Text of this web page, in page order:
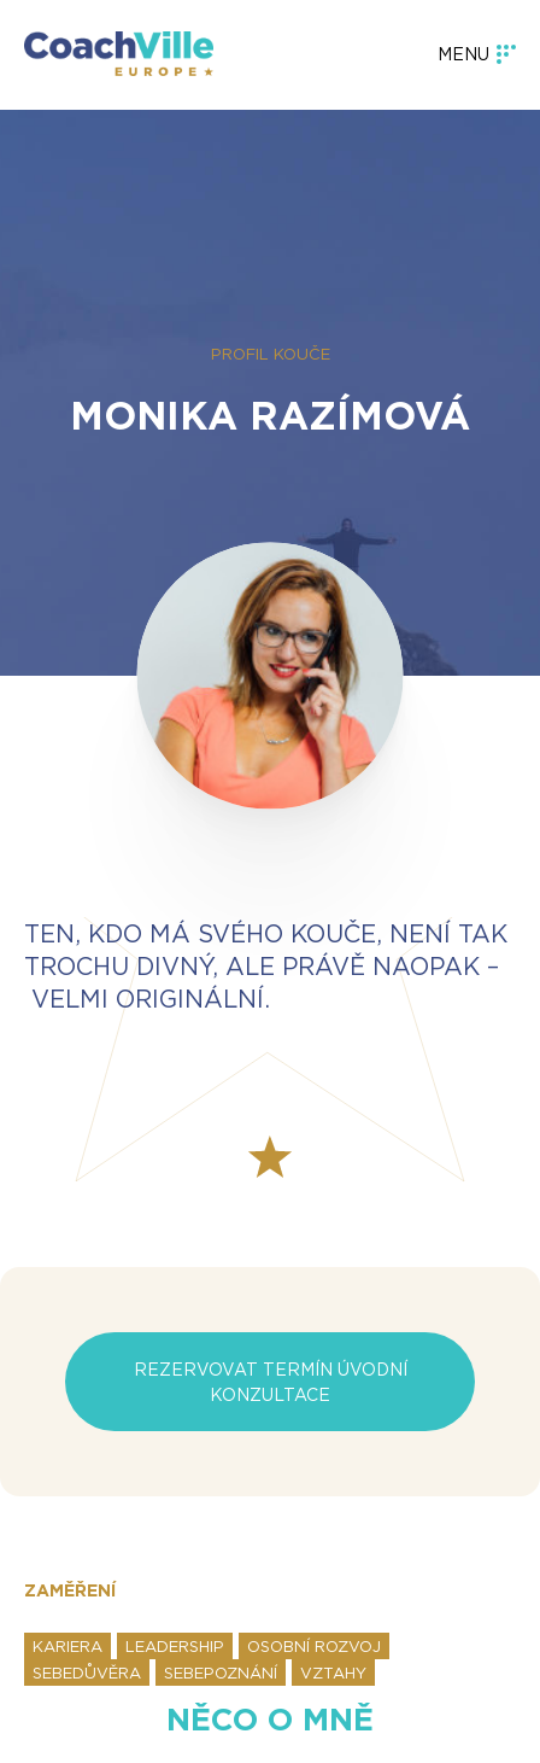
MENU
PROFIL KOUČE
MONIKA RAZÍMOVÁ
TEN, KDO MÁ SVÉHO KOUČE, NENÍ TAK
TROCHU DIVNÝ, ALE PRÁVĚ NAOPAK –
VELMI ORIGINÁLNÍ.
REZERVOVAT TERMÍN ÚVODNÍ
KONZULTACE
ZAMĚŘENÍ
KARIERA LEADERSHIP
OSOBNÍ ROZVOJ
SEBEDŮVĚRA
SEBEPOZNÁNÍ VZTAHY
NĚCO O MNĚ